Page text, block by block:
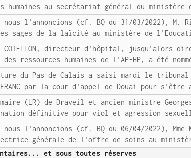
humaines au secrétariat général du
l'annoncions (cf. BQ du 31/03/2022), M.
sages de la laïcité au ministère de
COTELLON, directeur d'hôpital, jusqu'alors
ressources humaines de l'AP-HP, a été
du Pas-de-Calais a saisi mardi le
FRANC par la cour d'appel de Douai pour
(LR) de Draveil et ancien ministre
définitive pour viol et agression
nous l'annoncions (cf. BQ du 06/04/2022),
générale de l'offre de soins au
et sous toutes réserves